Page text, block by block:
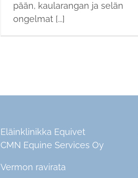
pään, kaularangan ja selän
ongelmat [...]
Eläinklinikka Equivet
CMN Equine Services Oy
Vermon ravirata